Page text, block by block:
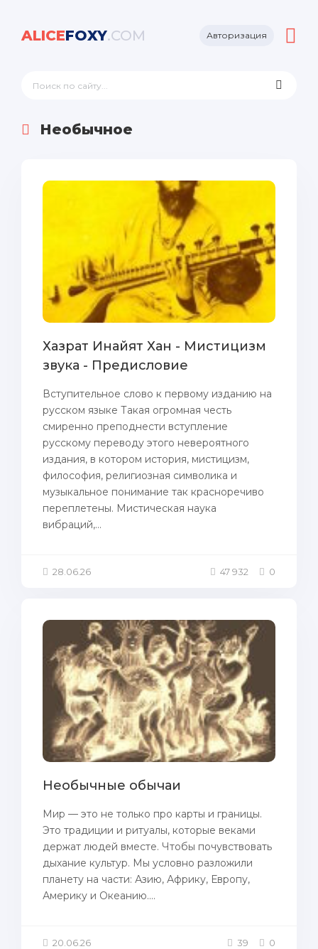
ALICEFOXY.COM Авторизация
Необычное
Хазрат Инайят Хан - Мистицизм
звука - Предисловие
Вступительное слово к первому изданию на
русском языке Такая огромная честь
смиренно преподнести вступление
русскому переводу этого невероятного
издания, в котором история, мистицизм,
философия, религиозная символика и
музыкальное понимание так красноречиво
переплетены. Мистическая наука
вибраций,...
28.06.26 47 932 0
Необычные обычаи
Мир — это не только про карты и границы.
Это традиции и ритуалы, которые веками
держат людей вместе. Чтобы почувствовать
дыхание культур. Мы условно разложили
планету на части: Азию, Африку, Европу,
Америку и Океанию....
20.06.26 39 0